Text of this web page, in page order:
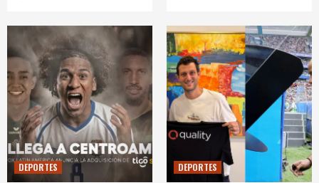
DEPORTES DEPORTES